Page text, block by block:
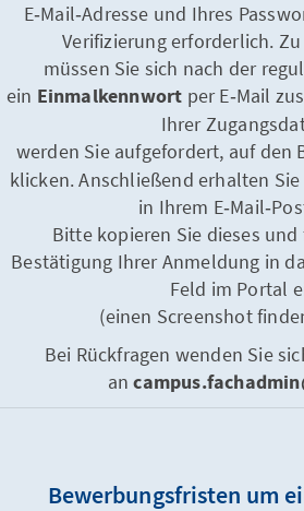
E‑Mail‑Adresse und Ihres
Verifizierung erforderlich.
müssen Sie sich nach der
ein Einmalkennwort per E‑Mail
Ihrer
werden Sie aufgefordert, auf den
klicken. Anschließend erhalten
in Ihrem
Bitte kopieren Sie dieses und
Bestätigung Ihrer Anmeldung in
Feld im Portal
(einen Screenshot
Bei Rückfragen wenden Sie
an
Bewerbungsfristen um